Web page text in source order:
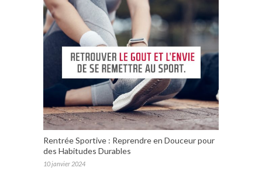
Rentrée Sportive : Reprendre en Douceur pour
des Habitudes Durables
10 janvier 2024